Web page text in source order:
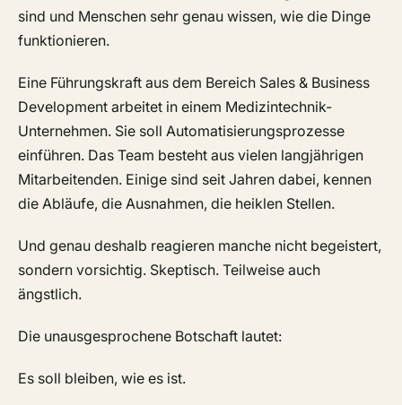
sind und Menschen sehr genau wissen, wie die Dinge
funktionieren.
Eine Führungskraft aus dem Bereich Sales & Business
Development arbeitet in einem Medizintechnik-
Unternehmen. Sie soll Automatisierungsprozesse
einführen. Das Team besteht aus vielen langjährigen
Mitarbeitenden. Einige sind seit Jahren dabei, kennen
die Abläufe, die Ausnahmen, die heiklen Stellen.
Und genau deshalb reagieren manche nicht begeistert,
sondern vorsichtig. Skeptisch. Teilweise auch
ängstlich.
Die unausgesprochene Botschaft lautet:
Es soll bleiben, wie es ist.